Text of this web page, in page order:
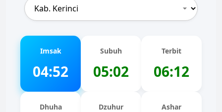
Imsak
04:52
Subuh
05:02
Terbit
06:12
Dhuha Dzuhur Ashar